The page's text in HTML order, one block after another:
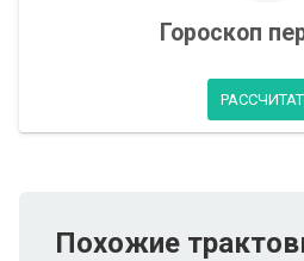
Гороскоп
Похожие